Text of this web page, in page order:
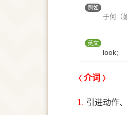
例如
于何（
英文
look;
介词
1. 引进动作